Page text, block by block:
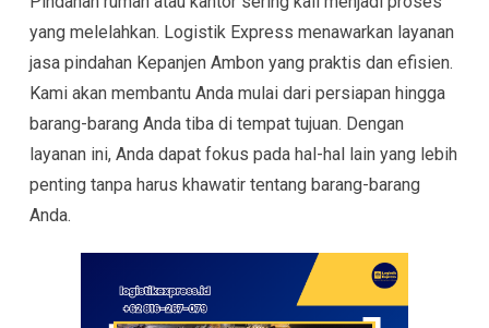
yang melelahkan. Logistik Express menawarkan layanan
jasa pindahan Kepanjen Ambon yang praktis dan efisien.
Kami akan membantu Anda mulai dari persiapan hingga
barang-barang Anda tiba di tempat tujuan. Dengan
layanan ini, Anda dapat fokus pada hal-hal lain yang lebih
penting tanpa harus khawatir tentang barang-barang
Anda.